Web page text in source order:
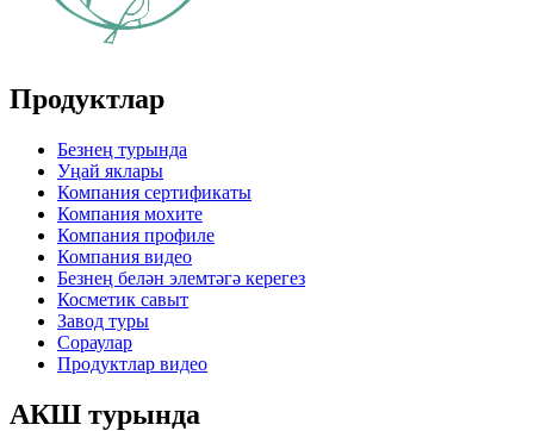
Продуктлар
Безнең турында
Уңай яклары
Компания сертификаты
Компания мохите
Компания профиле
Компания видео
Безнең белән элемтәгә керегез
Косметик савыт
Завод туры
Сораулар
Продуктлар видео
АКШ турында